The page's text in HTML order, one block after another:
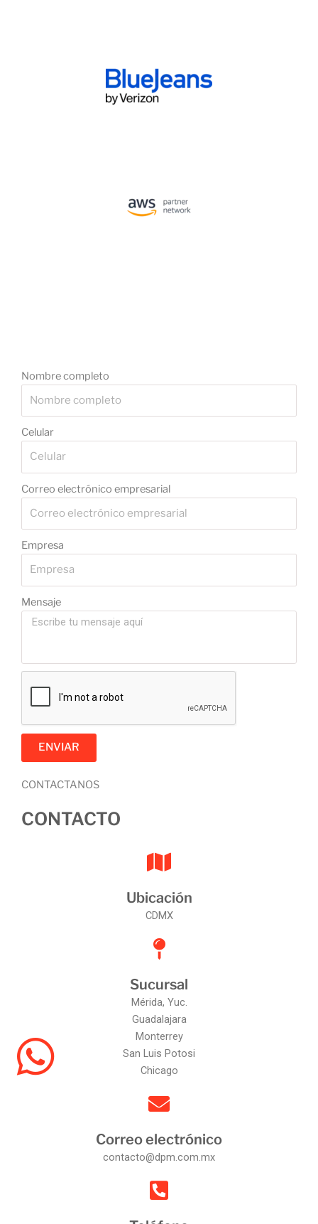
Nombre completo
Celular
Correo electrónico empresarial
Empresa
Mensaje
ENVIAR
CONTACTANOS
CONTACTO
Ubicación
CDMX
Sucursal
Mérida, Yuc.
Guadalajara
Monterrey
San Luis Potosi
Chicago
Correo electrónico
contacto@dpm.com.mx